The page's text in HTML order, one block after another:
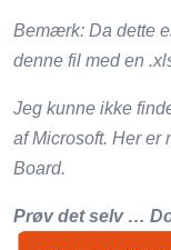
Bemærk: Da dette
denne fil med en
Jeg kunne ikke
af Microsoft. Her er
Board.
Prøv det selv …